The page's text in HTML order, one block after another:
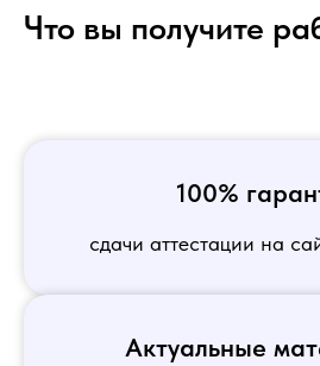
Что вы получите
100%
сдачи аттестации на
Актуальные